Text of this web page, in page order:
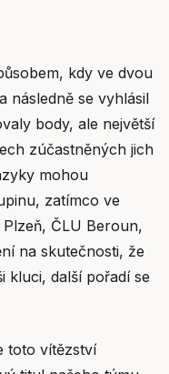
kdy ve dvou
následně se vyhlásil
body, ale největší
zúčastněných jich
mohou
zatímco ve
ČLU Beroun,
na skutečnosti, že
kluci, další pořadí se
toto vítězství